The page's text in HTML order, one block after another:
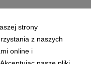
strony
z naszych
online i